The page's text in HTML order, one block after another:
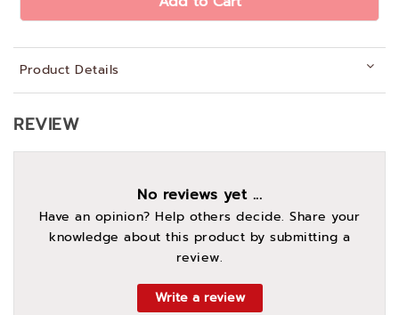
Product Details
REVIEW
No reviews yet ...
Have an opinion? Help others decide. Share your
knowledge about this product by submitting a
review.
Write a review